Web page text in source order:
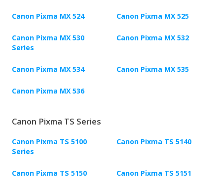
Canon Pixma MX 524 Canon Pixma MX 525
Canon Pixma MX 530
Series
Canon Pixma MX 532
Canon Pixma MX 534 Canon Pixma MX 535
Canon Pixma MX 536
Canon Pixma TS Series
Canon Pixma TS 5100
Series
Canon Pixma TS 5140
Canon Pixma TS 5150 Canon Pixma TS 5151